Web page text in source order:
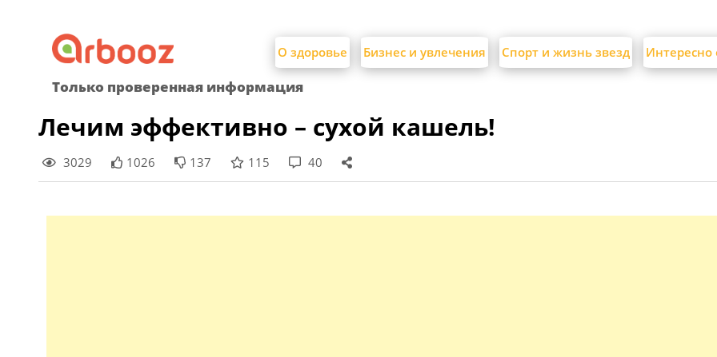
content
О здоровье Бизнес и увлечения Спорт и жизнь звезд
Только проверенная информация
Лечим эффективно – сухой кашель!
3029 1026 137 115 40